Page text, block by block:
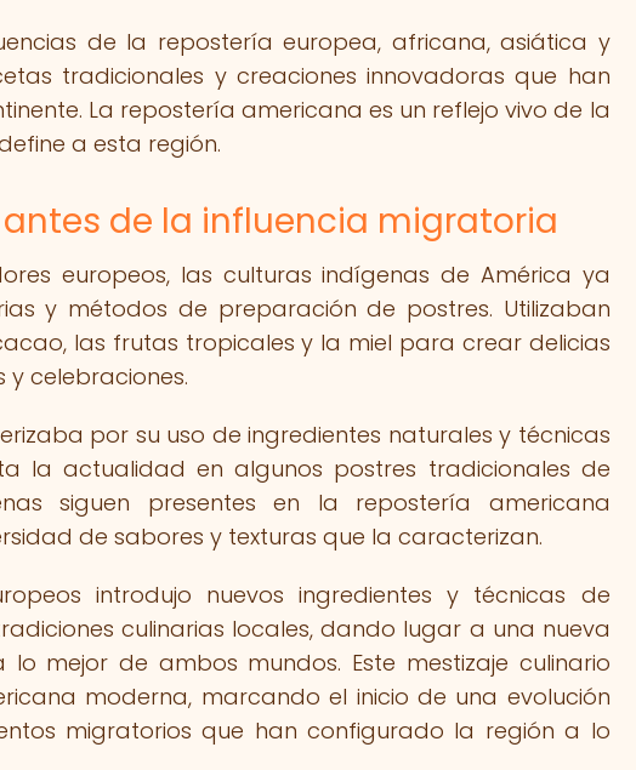
de la repostería europea, africana, asiática y
tradicionales y creaciones innovadoras que han
La repostería americana es un reflejo vivo de la
a esta región.
de la influencia migratoria
europeos, las culturas indígenas de América ya
y métodos de preparación de postres. Utilizaban
las frutas tropicales y la miel para crear delicias
celebraciones.
por su uso de ingredientes naturales y técnicas
la actualidad en algunos postres tradicionales de
siguen presentes en la repostería americana
de sabores y texturas que la caracterizan.
introdujo nuevos ingredientes y técnicas de
culinarias locales, dando lugar a una nueva
mejor de ambos mundos. Este mestizaje culinario
moderna, marcando el inicio de una evolución
migratorios que han configurado la región a lo